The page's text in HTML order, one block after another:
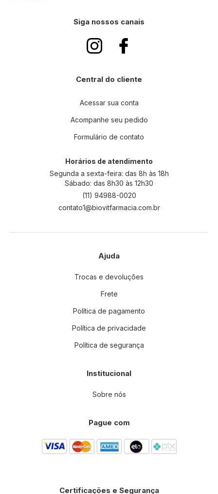
Siga nossos canais
Central do cliente
Acessar sua conta
Acompanhe seu pedido
Formulário de contato
Horários de atendimento
Segunda a sexta-feira: das 8h às 18h
Sábado: das 8h30 às 12h30
(11) 94988-0020
contato1@biovitfarmacia.com.br
Ajuda
Trocas e devoluções
Frete
Política de pagamento
Política de privacidade
Política de segurança
Institucional
Sobre nós
Pague com
Certificações e Segurança